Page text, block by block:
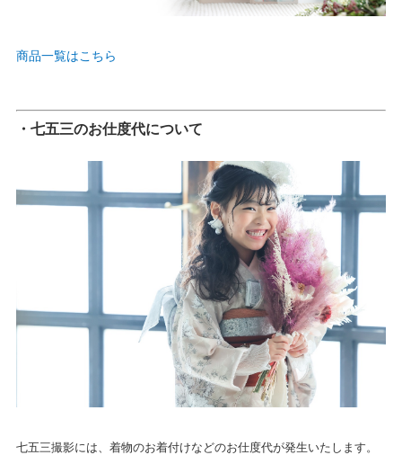
商品一覧はこちら
・七五三のお仕度代について
七五三撮影には、着物のお着付けなどのお仕度代が発生いたします。